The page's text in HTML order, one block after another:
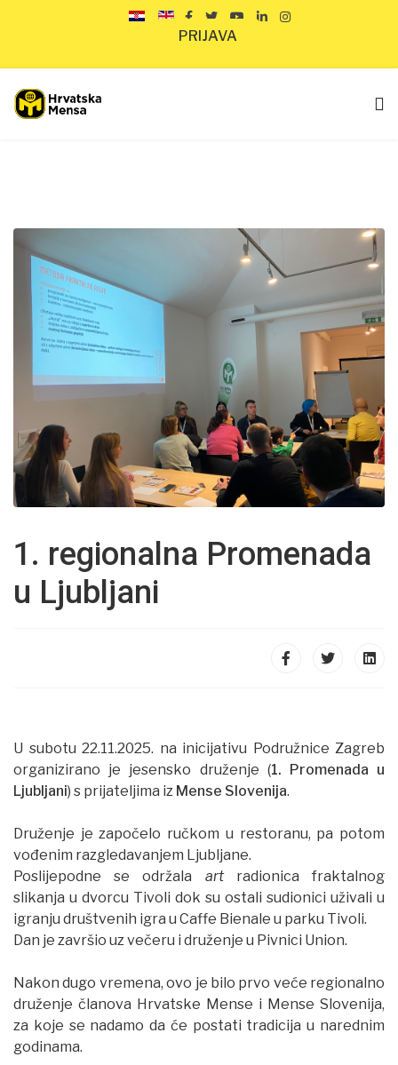
PRIJAVA
1. regionalna Promenada
u Ljubljani
U subotu 22.11.2025. na inicijativu Podružnice Zagreb
organizirano je jesensko druženje (1. Promenada u
Ljubljani) s prijateljima iz Mense Slovenija.
Druženje je započelo ručkom u restoranu, pa potom
vođenim razgledavanjem Ljubljane.
Poslijepodne se održala artradionica fraktalnog
slikanja u dvorcu Tivoli dok su ostali sudionici uživali u
igranju društvenih igra u Caffe Bienale u parku Tivoli.
Dan je završio uz večeru i druženje u Pivnici Union.
Nakon dugo vremena, ovo je bilo prvo veće regionalno
druženje članova Hrvatske Mense i Mense Slovenija,
za koje se nadamo da će postati tradicija u narednim
godinama.